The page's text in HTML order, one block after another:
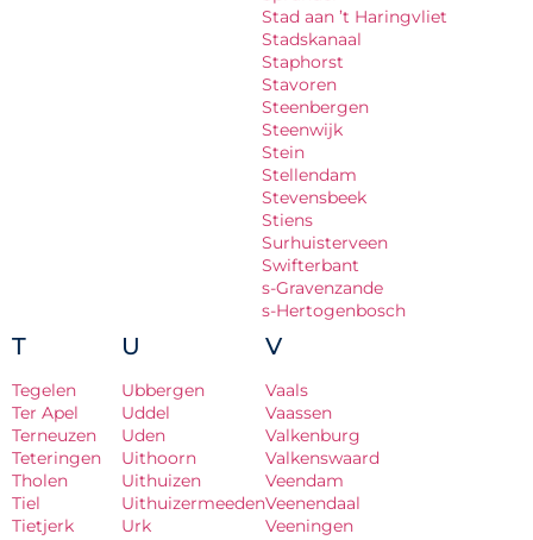
Stad aan ’t Haringvliet
Stadskanaal
Staphorst
Stavoren
Steenbergen
Steenwijk
Stein
Stellendam
Stevensbeek
Stiens
Surhuisterveen
Swifterbant
s-Gravenzande
s-Hertogenbosch
T
Tegelen
Ter Apel
Terneuzen
Teteringen
Tholen
Tiel
Tietjerk
U
Ubbergen
Uddel
Uden
Uithoorn
Uithuizen
Uithuizermeeden
Urk
V
Vaals
Vaassen
Valkenburg
Valkenswaard
Veendam
Veenendaal
Veeningen